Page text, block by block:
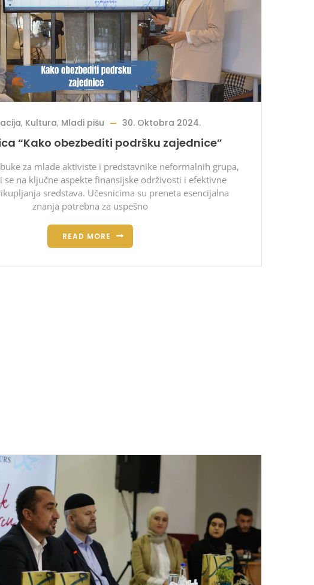
, Kultura, Mladi pišu 30. Oktobra 2024.
“Kako obezbediti podršku zajednice”
za mlade aktiviste i predstavnike neformalnih grupa,
se na ključne aspekte finansijske održivosti i efektivne
sredstava. Učesnicima su preneta esencijalna
znanja potrebna za uspešno
READ MORE